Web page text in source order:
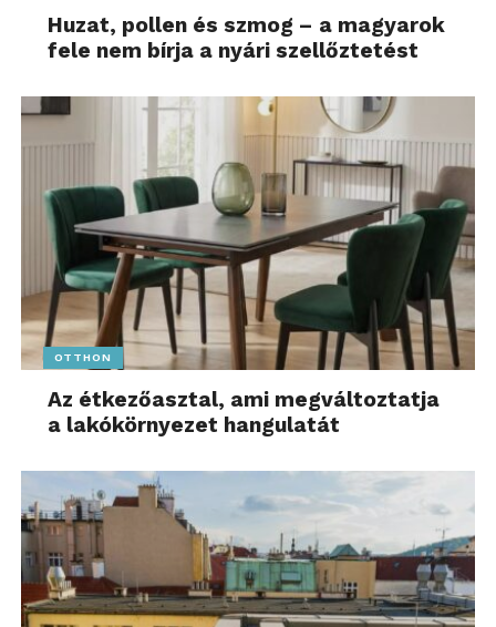
Huzat, pollen és szmog – a magyarok
fele nem bírja a nyári szellőztetést
OTTHON
Az étkezőasztal, ami megváltoztatja
a lakókörnyezet hangulatát